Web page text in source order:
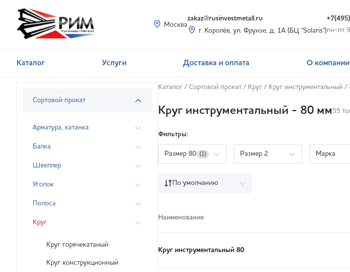
Москва
zakaz@rusinvestmetall.ru
г. Королёв, ул. Фрунзе, д. 1А (БЦ "Solaris")пн-пт
Каталог Услуги Доставка и оплата О компании
Сортовой прокат
Арматура, катанка
Балка
Швеллер
Уголок
Полоса
Круг
Круг горячекатаный
Круг конструкционный
Каталог / Сортовой прокат / Круг / Круг инструментальный /
Круг инструментальный - 80 мм 55
Фильтры:
Размер 80 (1) Размер 2 Марка
По умолчанию
Наименование
Круг инструментальный 80